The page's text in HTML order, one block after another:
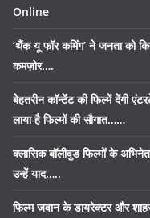
Online
‘थैंक यू फॉर कमिंग’ ने जनता को
कमज़ोर….
बेहतरीन कॉन्टेंट की फिल्में देंगी
लाया है फिल्मों की सौगात……
क्लासिक बॉलीवुड फिल्मों के
उन्हें याद…..
फिल्म जवान के डायरेक्टर और